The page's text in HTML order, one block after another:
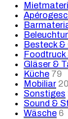
Besteck &
Foodtruck
Gläser &
Küche 79
Mobiliar 20
Sonstiges
Sound &
Wäsche 6